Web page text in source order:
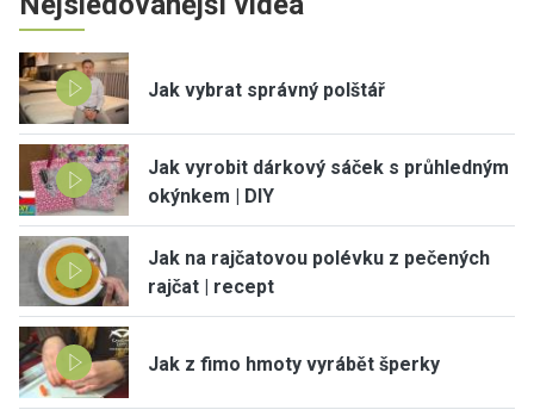
Jak vybrat správný polštář
Jak vyrobit dárkový sáček s průhledným
okýnkem | DIY
Jak na rajčatovou polévku z pečených
rajčat | recept
Jak z fimo hmoty vyrábět šperky